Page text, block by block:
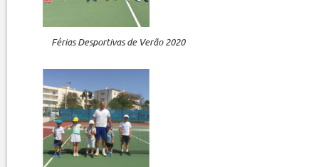
Férias Desportivas de Verão 2020